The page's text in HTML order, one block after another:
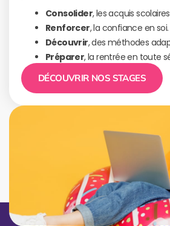
Consolider, les acquis
Renforcer, la confiance en soi.
Découvrir, des méthodes
Préparer, la rentrée en toute
DÉCOUVRIR NOS STAGES